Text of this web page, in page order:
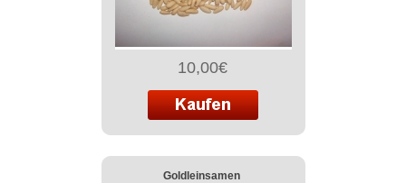
10,00€
Goldleinsamen